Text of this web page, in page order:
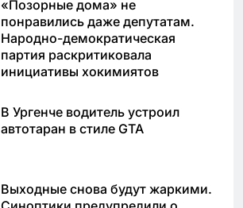
«Позорные дома» не
понравились даже депутатам.
Народно-демократическая
партия раскритиковала
инициативы хокимиятов
В Ургенче водитель устроил
автотаран в стиле GTA
Выходные снова будут жаркими.